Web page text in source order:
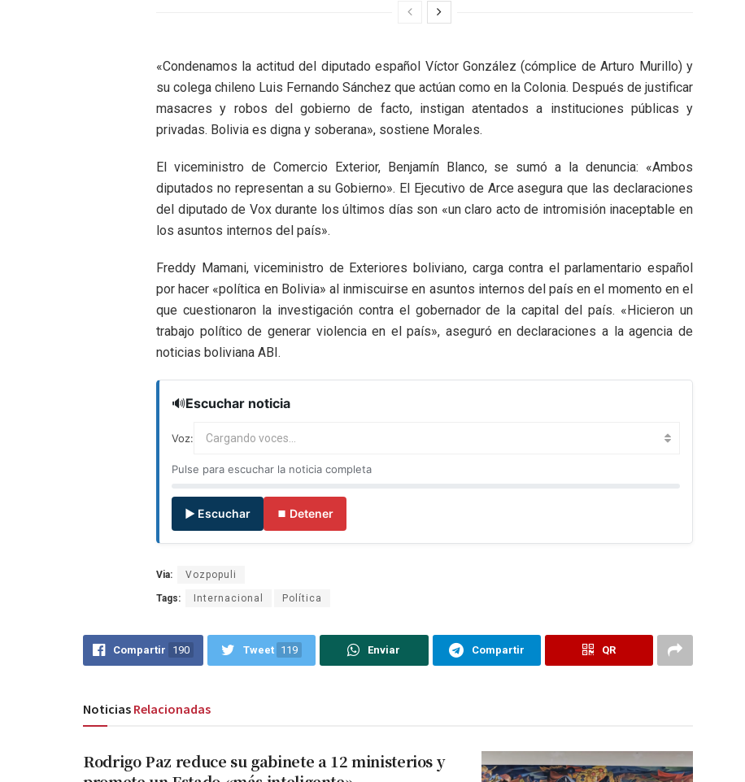
«Condenamos la actitud del diputado español Víctor González (cómplice de Arturo Murillo) y
su colega chileno Luis Fernando Sánchez que actúan como en la Colonia. Después de justificar
masacres y robos del gobierno de facto, instigan atentados a instituciones públicas y
privadas. Bolivia es digna y soberana», sostiene Morales.
El viceministro de Comercio Exterior, Benjamín Blanco, se sumó a la denuncia: «Ambos
diputados no representan a su Gobierno». El Ejecutivo de Arce asegura que las declaraciones
del diputado de Vox durante los últimos días son «un claro acto de intromisión inaceptable en
los asuntos internos del país».
Freddy Mamani, viceministro de Exteriores boliviano, carga contra el parlamentario español
por hacer «política en Bolivia» al inmiscuirse en asuntos internos del país en el momento en el
que cuestionaron la investigación contra el gobernador de la capital del país. «Hicieron un
trabajo político de generar violencia en el país», aseguró en declaraciones a la agencia de
noticias boliviana ABI.
🔊Escuchar noticia
Voz: Cargando voces...
Pulse para escuchar la noticia completa
▶ Escuchar ⏹ Detener
Via: Vozpopuli
Tags: Internacional Política
Compartir 190 Tweet 119 Enviar Compartir QR
Noticias Relacionadas
Rodrigo Paz reduce su gabinete a 12 ministerios y